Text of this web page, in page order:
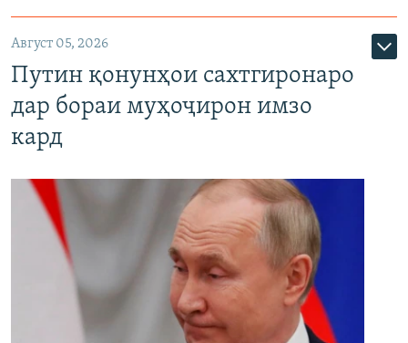
Август 05, 2026
Путин қонунҳои сахтгиронаро
дар бораи муҳоҷирон имзо
кард